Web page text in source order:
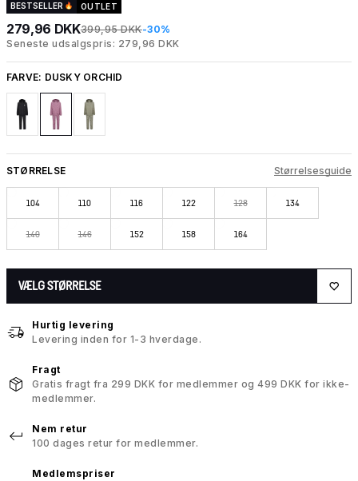
BESTSELLER OUTLET
279,96 DKK399,95 DKK-30%
Seneste udsalgspris: 279,96 DKK
FARVE: DUSKY ORCHID
STØRRELSE Størrelsesguide
104 110 116 122 128 134
140 146 152 158 164
VÆLG STØRRELSE
Hurtig levering
Levering inden for 1-3 hverdage.
Fragt
Gratis fragt fra 299 DKK for medlemmer og 499 DKK for ikke-
medlemmer.
Nem retur
100 dages retur for medlemmer.
Medlemspriser